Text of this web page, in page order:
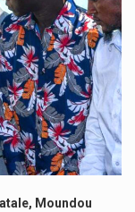
Moundou